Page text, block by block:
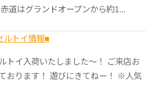
道はグランドオープンから約1...
ルトイ情報■
トイ入荷いたしました〜！ ご来店お
おります！ 遊びにきてねー！ ※人気